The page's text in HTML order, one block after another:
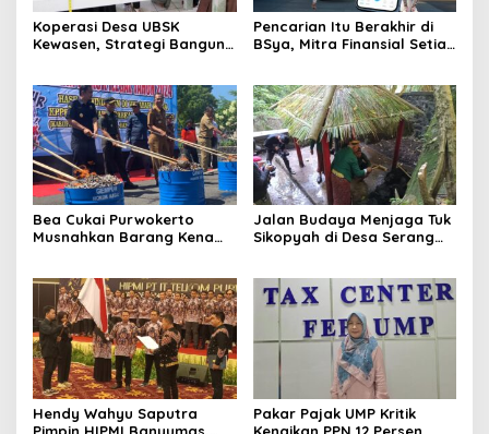
Koperasi Desa UBSK
Kewasen, Strategi Bangun
Pencarian Itu Berakhir di
BSya, Mitra Finansial Setia
Bea Cukai Purwokerto
Musnahkan Barang Kena
Jalan Budaya Menjaga Tuk
Sikopyah di Desa Serang
Hendy Wahyu Saputra
Pakar Pajak UMP Kritik